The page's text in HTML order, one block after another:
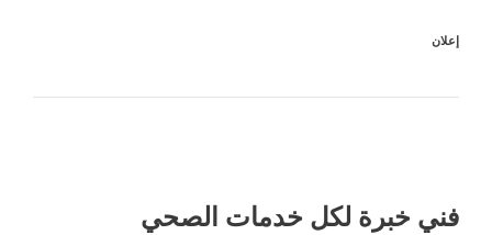
إعلان
فني خبرة لكل خدمات الصحي